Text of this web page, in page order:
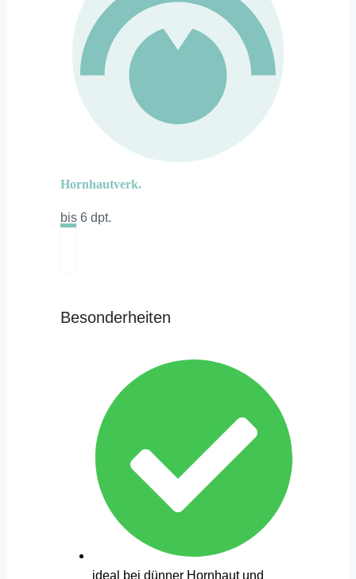
Hornhautverk.
bis 6 dpt.
Besonderheiten
ideal bei dünner Hornhaut und